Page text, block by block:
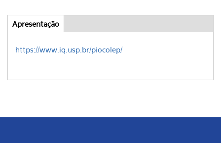
Abas
Apresentação
tab)
https://www.iq.usp.br/piocolep/